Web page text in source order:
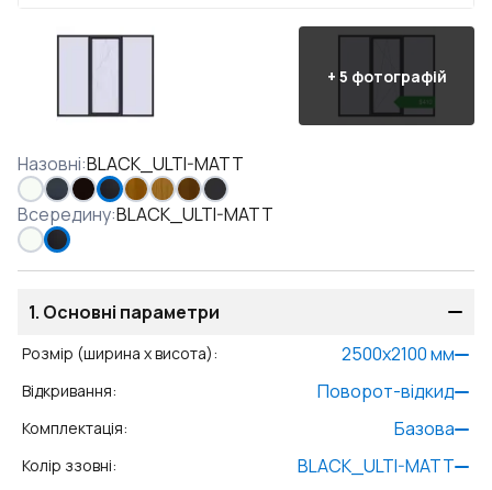
+ 5 фотографій
Назовні:BLACK_ULTI-MATT
Всередину:BLACK_ULTI-MATT
1. Основні параметри
Розмір (ширина x висота): 2500x2100мм
Відкривання: Поворот-відкид
Комплектація: Базова
Колір ззовні: BLACK_ULTI-MATT